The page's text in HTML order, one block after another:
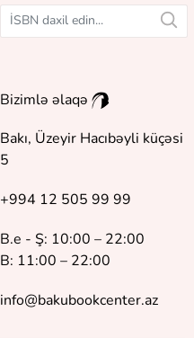
Bizimlə əlaqə
Bakı, Üzeyir Hacıbəyli küçəsi
5
+994 12 505 99 99
B.e - Ş: 10:00 – 22:00
B: 11:00 – 22:00
info@bakubookcenter.az